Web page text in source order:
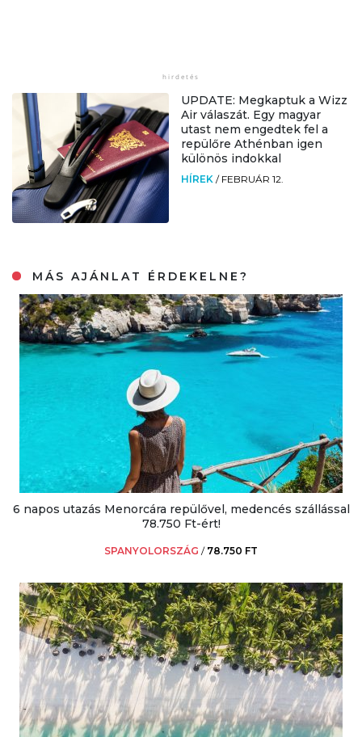
UPDATE: Megkaptuk a Wizz
Air válaszát. Egy magyar
utast nem engedtek fel a
repülőre Athénban igen
különös indokkal
HÍREK / FEBRUÁR 12.
MÁS AJÁNLAT ÉRDEKELNE?
6 napos utazás Menorcára repülővel, medencés szállással
78.750 Ft-ért!
SPANYOLORSZÁG / 78.750 FT